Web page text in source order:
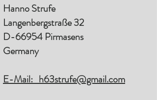
Hanno Strufe
Langenbergstraße 32
D-66954 Pirmasens
Germany
E-Mail:h63strufe@gmail.com